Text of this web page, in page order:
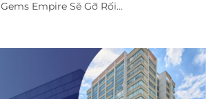
Gems Empire Sẽ Gỡ Rối...